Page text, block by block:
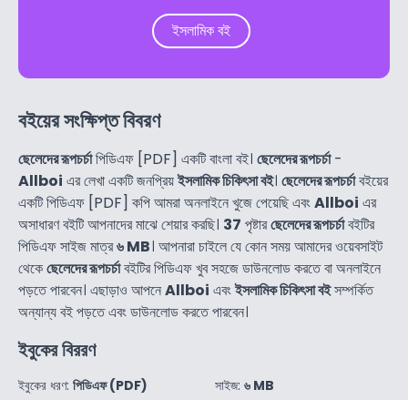
ইসলামিক বই
বইয়ের সংক্ষিপ্ত বিবরণ
ছেলেদের রূপচর্চাপিডিএফ [PDF] একটি বাংলা বই। ছেলেদের রূপচর্চা-
Allboi এর লেখা একটি জনপ্রিয়ইসলামিক চিকিৎসা বই। ছেলেদের রূপচর্চাবইয়ের
একটি পিডিএফ [PDF] কপি আমরা অনলাইনে খুজে পেয়েছি এবংAllboi এর
অসাধারণ বইটি আপনাদের মাঝে শেয়ার করছি। 37 পৃষ্টারছেলেদের রূপচর্চাবইটির
পিডিএফ সাইজ মাত্র৬ MB। আপনারা চাইলে যে কোন সময় আমাদের ওয়েবসাইট
থেকেছেলেদের রূপচর্চাবইটির পিডিএফ খুব সহজে ডাউনলোড করতে বা অনলাইনে
পড়তে পারবেন। এছাড়াও আপনেAllboi এবংইসলামিক চিকিৎসা বইসম্পর্কিত
অন্যান্য বই পড়তে এবং ডাউনলোড করতে পারবেন।
ইবুকের বিররণ
ইবুকের ধরণ: পিডিএফ (PDF)
সাইজ: ৬ MB